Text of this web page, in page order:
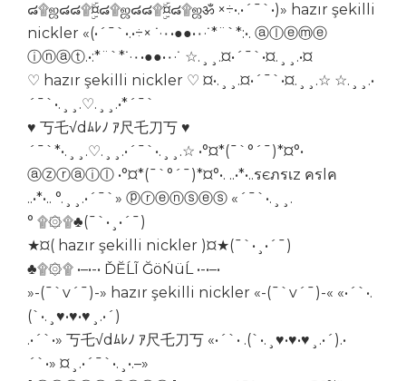
๘۩ஜ๘๘۩¤ۣۜ๘۩ஜ๘๘۩¤ۣۜ๘۩ஜॐ ×÷•.•´¯`•)» hazır şekilli
nickler «(•´¯`•.•÷× ˙·٠•●●•٠·˙*¨`*:•. ⓐⓛⓔⓜⓔ
ⓘⓝⓐⓣ.•:*¨`*˙·٠•●●•٠·˙ ☆.¸¸.¤•´¯`•¤.¸¸.•¤
♡ hazır şekilli nickler ♡ ¤•.¸¸.¤•´¯`•¤.¸¸.☆ ☆.¸¸.•
´¯`•.¸¸.♡.¸¸.•*´¯`
♥ 丂乇√dﾑﾚﾉ ｱ尺乇刀丂 ♥
´¯`*•.¸¸.♡.¸¸.•´¯`•.¸¸.☆ •°¤*(¯`°´¯)*¤°•
ⓐⓩⓡⓐⓘⓛ •°¤*(¯`°´¯)*¤°•. ..•*•..รєภรเz ครlค
..•*•.. °.¸¸.•´¯`» ⓟⓡⓔⓝⓢⓔⓢ «´¯`•.¸¸.
° ۩۞۩♣(¯`•¸•´¯)
★¤( hazır şekilli nickler )¤★(¯`•¸•´¯)
♣۩۞۩ •–•-• ĎĔĹĨ ĞöŃüĹ •-•–•
»-(¯`v´¯)-» hazır şekilli nickler «-(¯`v´¯)-« «•´`•.
(`•.¸♥•♥•♥¸.•´)
.•´`•» 丂乇√dﾑﾚﾉ ｱ尺乇刀丂 «•´`• .(`•.¸♥•♥•♥¸.•´).•
´`•» ¤¸.•´¯`•.¸•.–»